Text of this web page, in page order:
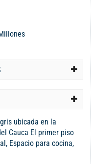
ubicada en la
Cauca El primer piso
Espacio para cocina,
comedor, Antejardín con